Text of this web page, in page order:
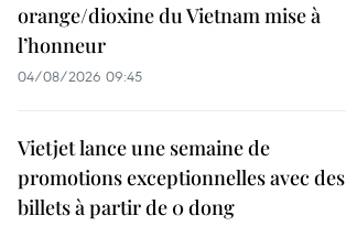
orange/dioxine du Vietnam mise à
l’honneur
04/08/2026 09:45
Vietjet lance une semaine de
promotions exceptionnelles avec des
billets à partir de 0 dong